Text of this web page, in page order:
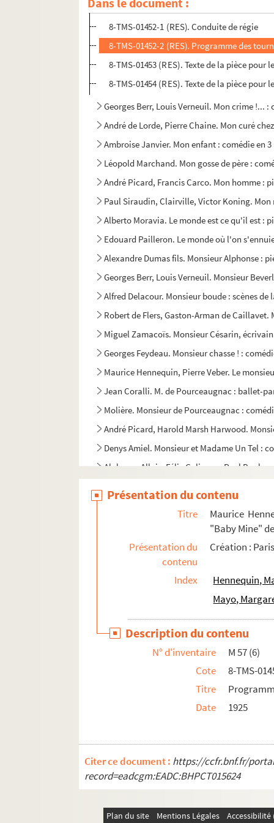
4-TMS-01826 (RES). Relevé de mise en
8-TMS-01452-1 (RES). Conduite de régie
8-TMS-01452-2 (RES). Programme des
8-TMS-01453 (RES). Texte de la pièce pour
8-TMS-01454 (RES). Texte de la pièce pour
Georges Berr, Louis Verneuil. Mon crime !...
André de Lorde, Pierre Chaine. Mon curé
Ambroise Janvier. Mon enfant : comédie en 3
Léopold Marchand. Mon gosse de père :
André Picard, Francis Carco. Mon homme :
Paul Siraudin, Clairville, Victor Koning. Mon
Alberto Moravia. Le monde est ce qu'il est :
Edouard Pailleron. Le monde où l'on
Alexandre Dumas fils. Monsieur Alphonse :
Georges Berr, Louis Verneuil. Monsieur
Alfred Delacour. Monsieur boude : scènes de
Robert de Flers, Gaston-Arman de
Miguel Zamacoïs. Monsieur Césarin,
Georges Feydeau. Monsieur chasse ! :
Maurice Hennequin, Pierre Veber. Le
Jean Coralli. M. de Pourceaugnac : ballet-
Molière. Monsieur de Pourceaugnac :
André Picard, Harold Marsh Harwood.
Denys Amiel. Monsieur et Madame Un Tel :
Alphonse Allais, Félix Galipaux, Paul
Jules Clarétie. Monsieur le Ministre :
André Picard. Monsieur Malézieux : comédie
Pierre Veber. Monsieur Mésian : comédie en
Alfred Capus. Monsieur Piégois : comédie en
André Mouëzy-Eon, Jean Guitton. Un
Louis Verneuil. Un monsieur qui s'explique :
J. Reyar. Un monsieur très timide :
Jules Renard. Monsieur Vernet : comédie en
Ferdinand Dugu. Le monstre et le magicien
Alexandre Dumas, Auguste Maquet.
Octave Feuillet. Montjoye : comédie en 5
René Berton. La mort d'Héraklès : tragédie
Jan de Hartog. Mort d'un rat : pièce en 3
Jean Guitton. Le mort revient de suite :
Présentation du contenu
Titre
Maurice
"Baby Mine"
Présentation du
contenu
Création :
Index
Hennequin,
Mayo,
Description du contenu
N° d'inventaire
M 57 (6)
Cote
8-TMS-
Titre
Date
1925
Citer ce document : https://ccfr.bnf.fr/
record=eadcgm:EADC:BHPCT015624
Plan du site Mentions Légales